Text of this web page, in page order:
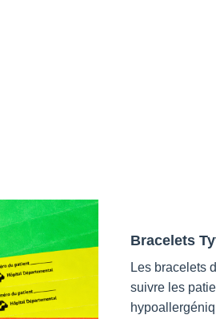
Bracelets
Les bracelets
suivre les